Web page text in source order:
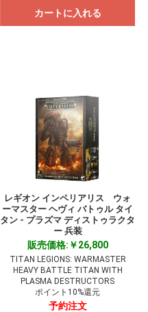
カートに入れる
レギオン インペリアリス ウォ
ーマスター ヘヴィ バトゥル タイ
タン - プラズマ ディストゥラクタ
ー 兵装
販売価格:￥26,800
TITAN LEGIONS: WARMASTER
HEAVY BATTLE TITAN WITH
PLASMA DESTRUCTORS
ポイント10%還元
予約注文